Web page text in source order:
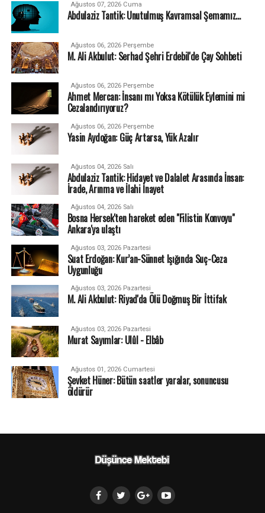
Ağustos 07, 2026 Cuma
Abdulaziz Tantik: Unutulmuş Kavramsal Şemamız…
Ağustos 06, 2026 Perşembe
M. Ali Akbulut: Serhad Şehri Erdebil'de Çay Sohbeti
Ağustos 06, 2026 Perşembe
Ahmet Mercan: İnsanı mı Yoksa Kötülük Eylemini mi
Cezalandırıyoruz?
Ağustos 06, 2026 Perşembe
Yasin Aydoğan: Güç Artarsa, Yük Azalır
Ağustos 04, 2026 Salı
Abdulaziz Tantik: Hidayet ve Dalalet Arasında İnsan:
İrade, Arınma ve İlahi İnayet
Ağustos 04, 2026 Salı
Bosna Hersek'ten hareket eden "Filistin Konvoyu"
Ankara'ya ulaştı
Ağustos 03, 2026 Pazartesi
Suat Erdoğan: Kur’an-Sünnet Işığında Suç-Ceza
Uygunluğu
Ağustos 03, 2026 Pazartesi
M. Ali Akbulut: Riyad'da Ölü Doğmuş Bir İttifak
Ağustos 03, 2026 Pazartesi
Murat Sayımlar: Ulûl - Elbâb
Ağustos 01, 2026 Cumartesi
Şevket Hüner: Bütün saatler yaralar, sonuncusu
öldürür